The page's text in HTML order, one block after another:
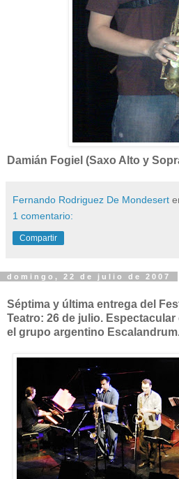
Damián Fogiel (Saxo Alto y
Fernando Rodriguez De Mondesert
1 comentario:
Compartir
domingo, 22 de julio de 2007
Séptima y última entrega del
Teatro: 26 de julio.
el grupo argentino